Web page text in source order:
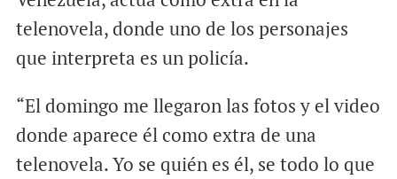
telenovela, donde uno de los personajes
que interpreta es un policía.
“El domingo me llegaron las fotos y el video
donde aparece él como extra de una
telenovela. Yo se quién es él, se todo lo que